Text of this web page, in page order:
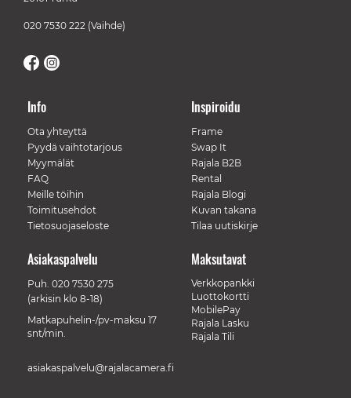
020 7530 222 (Vaihde)
Info
Ota yhteyttä
Pyydä vaihtotarjous
Myymälät
FAQ
Meille töihin
Toimitusehdot
Tietosuojaseloste
Inspiroidu
Frame
Swap It
Rajala B2B
Rental
Rajala Blogi
Kuvan takana
Tilaa uutiskirje
Maksutavat
Verkkopankki
Luottokortti
MobilePay
Rajala Lasku
Rajala Tili
Asiakaspalvelu
Puh. 020 7530 275
(arkisin klo 8-18)
Matkapuhelin-/pv-maksu 17
snt/min.
asiakaspalvelu@rajalacamera.fi